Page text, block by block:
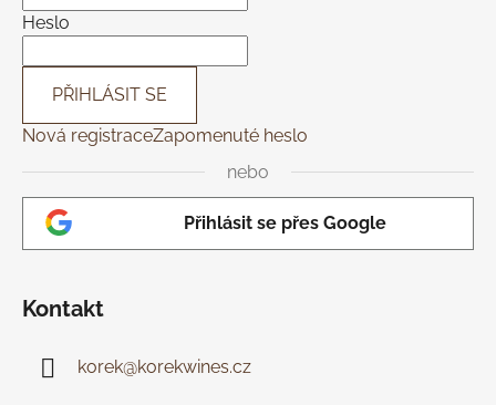
Heslo
PŘIHLÁSIT SE
Nová registraceZapomenuté heslo
nebo
Přihlásit se přes Google
Kontakt
korek@korekwines.cz